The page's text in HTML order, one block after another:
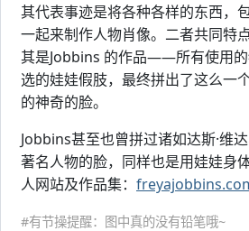
其代表事迹是将各种各样的东西，
一起来制作人物肖像。二者共同特
其是Jobbins 的作品——所有使用
选的娃娃假肢，最终拼出了这么一
的神奇的脸。
Jobbins甚至也曾拼过诸如达斯·维
著名人物的脸，同样也是用娃娃身
人网站及作品集：
#有节操提醒：图中真的没有铅笔哦~